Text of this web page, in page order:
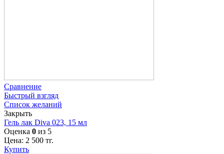
Сравнение
Быстрый взгляд
Список желаний
Закрыть
Гель лак Diva 023, 15 мл
Оценка 0 из 5
Цена: 2 500 тг.
Купить